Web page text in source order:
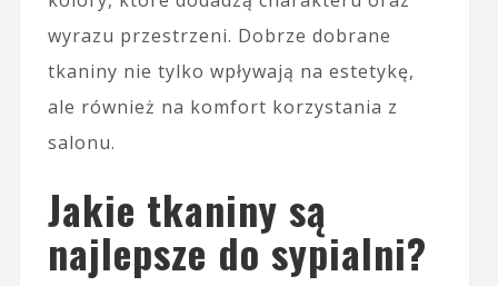
wyrazu przestrzeni. Dobrze dobrane
tkaniny nie tylko wpływają na estetykę,
ale również na komfort korzystania z
salonu.
Jakie tkaniny są
najlepsze do sypialni?